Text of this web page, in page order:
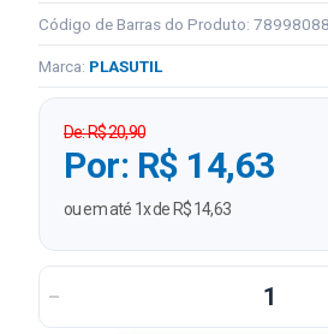
Código de Barras do Produto:
Marca: PLASUTIL
De: R$ 20,90
Por: R$ 14,63
ou em até 1x de R$ 14,63